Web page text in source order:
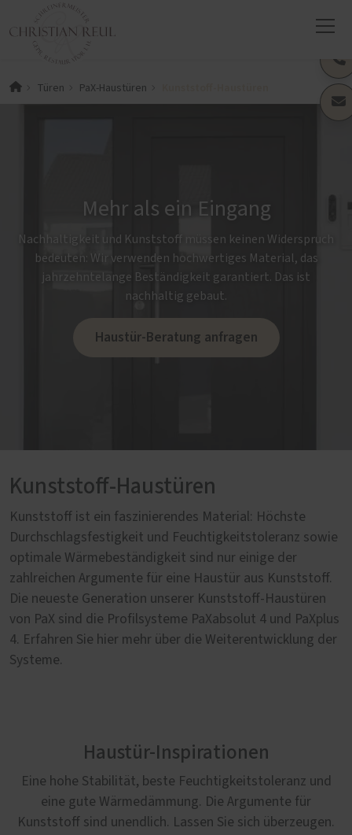
Türen PaX-Haustüren
Mehr als ein Eingang
Nachhaltigkeit und Kunststoff müssen keinen Widerspruch
bedeuten: Wir verwenden hochwertiges Material, das
jahrzehntelange Beständigkeit garantiert. Das ist
nachhaltig gebaut.
Haustür-Beratung anfragen
Kunststoff-Haustüren
Kunststoff ist ein faszinierendes Material: Höchste
Durchschlagsfestigkeit und Feuchtigkeitstoleranz sowie
optimale Wärmebeständigkeit sind nur einige der
zahlreichen Argumente für eine Haustür aus Kunststoff.
Die neueste Generation unserer Kunststoff-Haustüren
von PaX sind die Profilsysteme PaXabsolut 4 und PaXplus
4. Erfahren Sie hier mehr über die Weiterentwicklung der
Systeme.
Haustür-Inspirationen
Eine hohe Stabilität, beste Feuchtigkeitstoleranz und
eine gute Wärmedämmung. Die Argumente für
Kunststoff sind unendlich. Lassen Sie sich überzeugen.